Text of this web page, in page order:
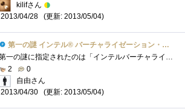
kilifさん
2013/04/28
(更新: 2013/05/04)
第一の謎 インテル® バーチャライゼーション・テクノロジーとは？
第一の謎に指定されたのは「インテルバーチャライゼーション・テクノロジー」である。インテルの公式HPによる解説を熟読しましたが、チンプン...
2
0
自由さん
2013/04/30
(更新: 2013/05/04)